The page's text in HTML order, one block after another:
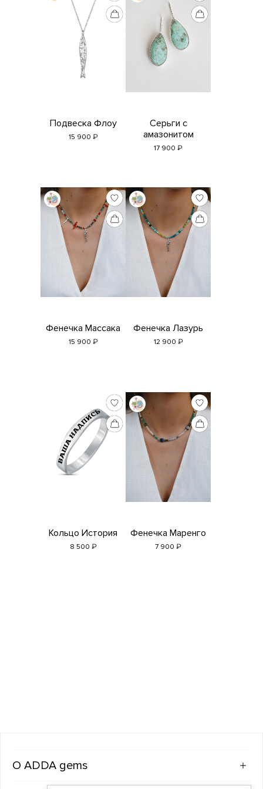
Подвеска Флоу
15 900 ₽
Серьги с
амазонитом
17 900 ₽
Фенечка Массака
15 900 ₽
Фенечка Лазурь
12 900 ₽
Кольцо История
8 500 ₽
Фенечка Маренго
7 900 ₽
ADDA gems